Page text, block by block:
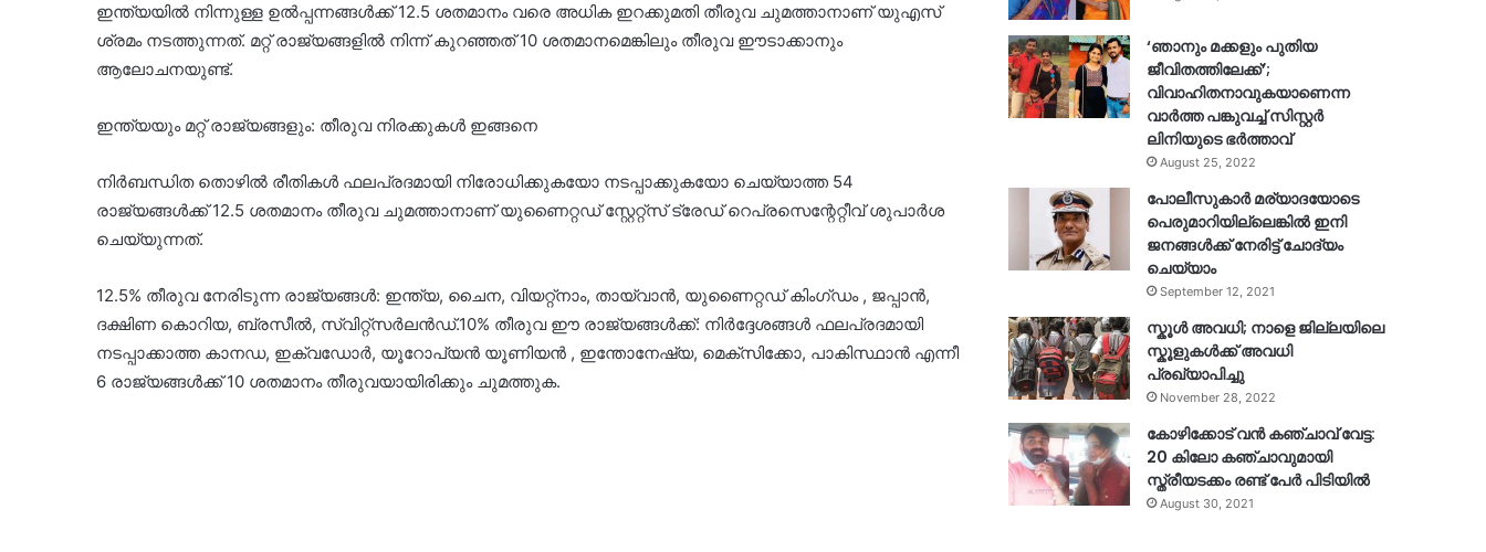
ഇന്ത്യയില്‍ നിന്നുള്ള ഉല്‍പ്പന്നങ്ങള്‍ക്ക് 12.5 ശതമാനം വരെ അധിക ഇറക്കുമതി തീരുവ ചുമത്താനാണ് യുഎസ്
ശ്രമം നടത്തുന്നത്. മറ്റ് രാജ്യങ്ങളില്‍ നിന്ന് കുറഞ്ഞത് 10 ശതമാനമെങ്കിലും തീരുവ ഈടാക്കാനും
ആലോചനയുണ്ട്.
ഇന്ത്യയും മറ്റ് രാജ്യങ്ങളും: തീരുവ നിരക്കുകള്‍ ഇങ്ങനെ
നിര്‍ബന്ധിത തൊഴില്‍ രീതികള്‍ ഫലപ്രദമായി നിരോധിക്കുകയോ നടപ്പാക്കുകയോ ചെയ്യാത്ത 54
രാജ്യങ്ങള്‍ക്ക് 12.5 ശതമാനം തീരുവ ചുമത്താനാണ് യുണൈറ്റഡ് സ്റ്റേറ്റ്‌സ് ട്രേഡ് റെപ്രസെന്റേറ്റീവ് ശുപാര്‍ശ
ചെയ്യുന്നത്.
12.5% തീരുവ നേരിടുന്ന രാജ്യങ്ങള്‍: ഇന്ത്യ, ചൈന, വിയറ്റ്‌നാം, തായ്വാന്‍, യുണൈറ്റഡ് കിംഗ്ഡം , ജപ്പാന്‍,
ദക്ഷിണ കൊറിയ, ബ്രസീല്‍, സ്വിറ്റ്‌സര്‍ലന്‍ഡ്.10% തീരുവ ഈ രാജ്യങ്ങള്‍ക്ക്: നിര്‍ദ്ദേശങ്ങള്‍ ഫലപ്രദമായി
നടപ്പാക്കാത്ത കാനഡ, ഇക്വഡോര്‍, യൂറോപ്യന്‍ യൂണിയന്‍ , ഇന്തോനേഷ്യ, മെക്‌സിക്കോ, പാകിസ്ഥാന്‍ എന്നീ
6 രാജ്യങ്ങള്‍ക്ക് 10 ശതമാനം തീരുവയായിരിക്കും ചുമത്തുക.
‘ഞാനും മക്കളും പുതിയ
ജീവിതത്തിലേക്ക്’;
വിവാഹിതനാവുകയാണെന്ന
വാർത്ത പങ്കുവച്ച് സിസ്റ്റർ
ലിനിയുടെ ഭർത്താവ്
August 25, 2022
പോലീസുകാര്‍ മര്യാദയോടെ
പെരുമാറിയില്ലെങ്കില്‍ ഇനി
ജനങ്ങള്‍ക്ക് നേരിട്ട് ചോദ്യം
ചെയ്യാം
September 12, 2021
സ്കൂൾ അവധി; നാളെ ജില്ലയിലെ
സ്കൂളുകൾക്ക് അവധി
പ്രഖ്യാപിച്ചു
November 28, 2022
കോഴിക്കോട് വൻ കഞ്ചാവ് വേട്ട:
20 കിലോ കഞ്ചാവുമായി
സ്ത്രീയടക്കം രണ്ട് പേർ പിടിയിൽ
August 30, 2021